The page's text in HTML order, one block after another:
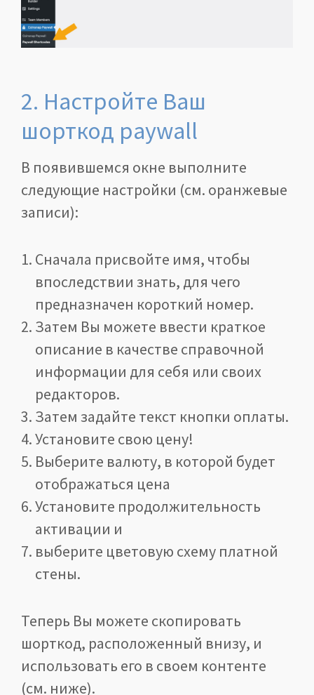
2. Настройте Ваш
шорткод paywall
В появившемся окне выполните
следующие настройки (см. оранжевые
записи):
Сначала присвойте имя, чтобы
впоследствии знать, для чего
предназначен короткий номер.
Затем Вы можете ввести краткое
описание в качестве справочной
информации для себя или своих
редакторов.
Затем задайте текст кнопки оплаты.
Установите свою цену!
Выберите валюту, в которой будет
отображаться цена
Установите продолжительность
активации и
выберите цветовую схему платной
стены.
Теперь Вы можете скопировать
шорткод, расположенный внизу, и
использовать его в своем контенте
(см. ниже).